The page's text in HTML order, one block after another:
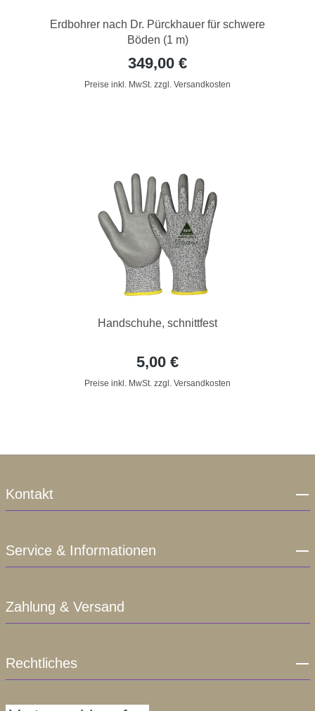
Erdbohrer nach Dr. Pürckhauer für schwere
Böden (1 m)
349,00 €
Preise inkl. MwSt. zzgl. Versandkosten
Handschuhe, schnittfest
5,00 €
Preise inkl. MwSt. zzgl. Versandkosten
Kontakt
Service & Informationen
Zahlung & Versand
Rechtliches